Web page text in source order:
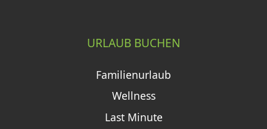
URLAUB BUCHEN
Familienurlaub
Wellness
Last Minute